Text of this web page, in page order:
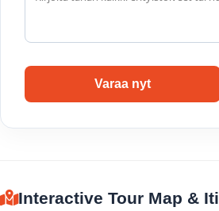
Varaa nyt
Interactive Tour Map &